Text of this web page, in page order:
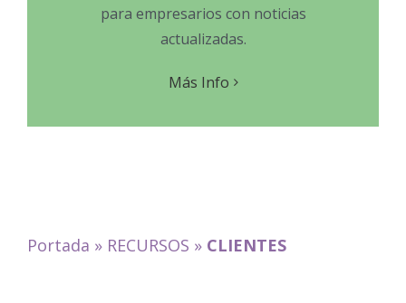
para empresarios con noticias
actualizadas.
Más Info
Portada » RECURSOS » CLIENTES